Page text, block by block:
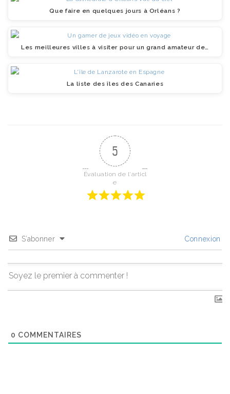
Que faire en quelques jours à Orléans ?
Les meilleures villes à visiter pour un grand amateur de…
La liste des îles des Canaries
5
Évaluation de l'articl
e
S’abonner Connexion
0 COMMENTAIRES